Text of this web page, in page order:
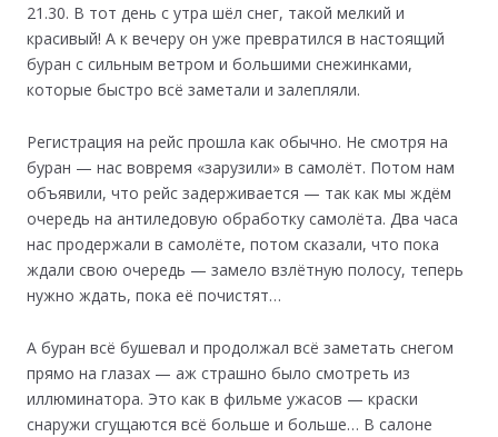
21.30. В тот день с утра шёл снег, такой мелкий и
красивый! А к вечеру он уже превратился в настоящий
буран с сильным ветром и большими снежинками,
которые быстро всё заметали и залепляли.
Регистрация на рейс прошла как обычно. Не смотря на
буран — нас вовремя «зарузили» в самолёт. Потом нам
объявили, что рейс задерживается — так как мы ждём
очередь на антиледовую обработку самолёта. Два часа
нас продержали в самолёте, потом сказали, что пока
ждали свою очередь — замело взлётную полосу, теперь
нужно ждать, пока её почистят…
А буран всё бушевал и продолжал всё заметать снегом
прямо на глазах — аж страшно было смотреть из
иллюминатора. Это как в фильме ужасов — краски
снаружи сгущаются всё больше и больше… В салоне